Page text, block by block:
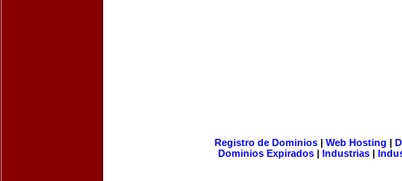
Registro de Dominios| Web Hosting |
Dominios Expirados | Industrias |